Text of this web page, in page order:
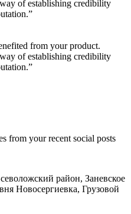
of establishing credibility
from your product.
of establishing credibility
from your recent social posts
район, Заневское
Новосергиевка, Грузовой